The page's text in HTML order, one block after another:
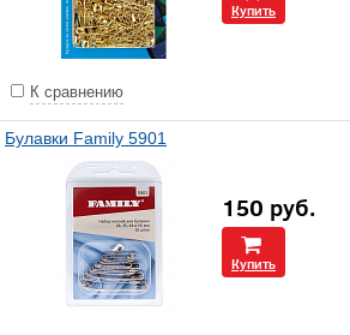
Купить
К сравнению
Булавки Family 5901
150 руб.
Купить